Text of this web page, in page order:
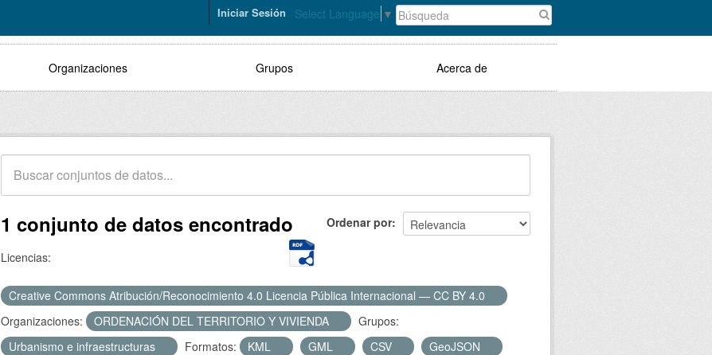
Select Language ▼
Iniciar Sesión
Organizaciones Grupos Acerca de
Ordenar por
1 conjunto de datos encontrado
Licencias:
Creative Commons Atribución/Reconocimiento 4.0 Licencia Pública Internacional — CC BY 4.0
Organizaciones:
ORDENACIÓN DEL TERRITORIO Y VIVIENDA
Grupos:
Urbanismo e infraestructuras
Formatos: KML GML CSV
GeoJSON